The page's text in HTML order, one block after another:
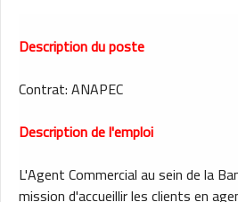
Description du poste
Contrat: ANAPEC
Description de l'emploi
L'Agent Commercial au sein de la
mission d'accueillir les clients en